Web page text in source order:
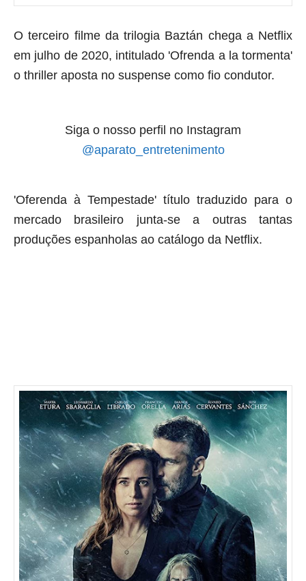
O terceiro filme da trilogia Baztán chega a Netflix
em julho de 2020, intitulado 'Ofrenda a la tormenta'
o thriller aposta no suspense como fio condutor.
Siga o nosso perfil no Instagram
@aparato_entretenimento
'Oferenda à Tempestade' título traduzido para o
mercado brasileiro junta-se a outras tantas
produções espanholas ao catálogo da Netflix.